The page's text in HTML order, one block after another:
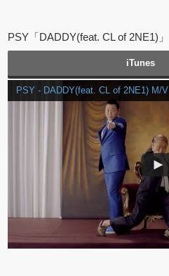
PSY「DADDY(feat. CL of 2NE1)」
iTunes
PSY - DADDY(feat. CL of 2NE1) M/V